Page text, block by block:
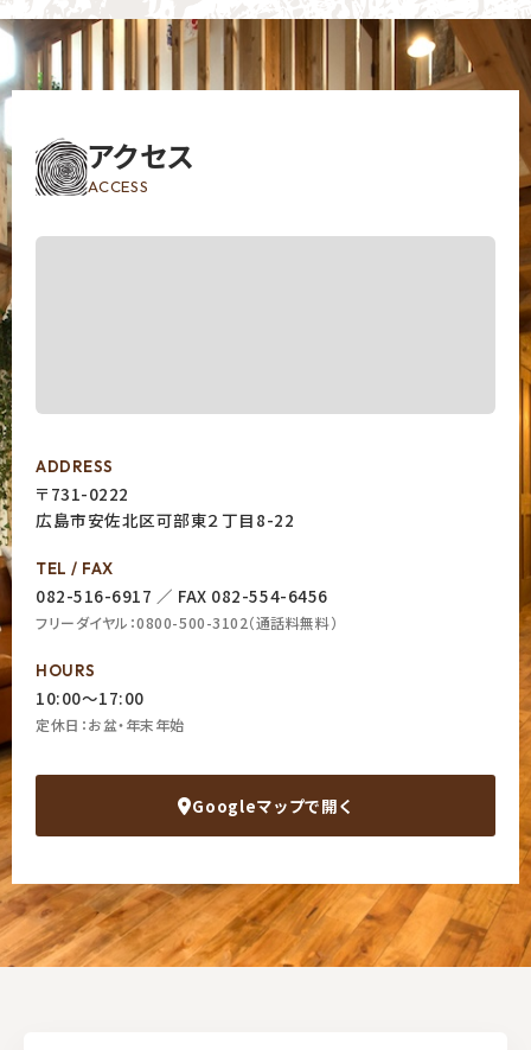
アクセス
ACCESS
ADDRESS
〒731-0222
広島市安佐北区可部東２丁目8-22
TEL / FAX
082-516-6917 ／ FAX 082-554-6456
フリーダイヤル：0800-500-3102（通話料無料）
HOURS
10:00〜17:00
定休日：お盆・年末年始
Googleマップで開く